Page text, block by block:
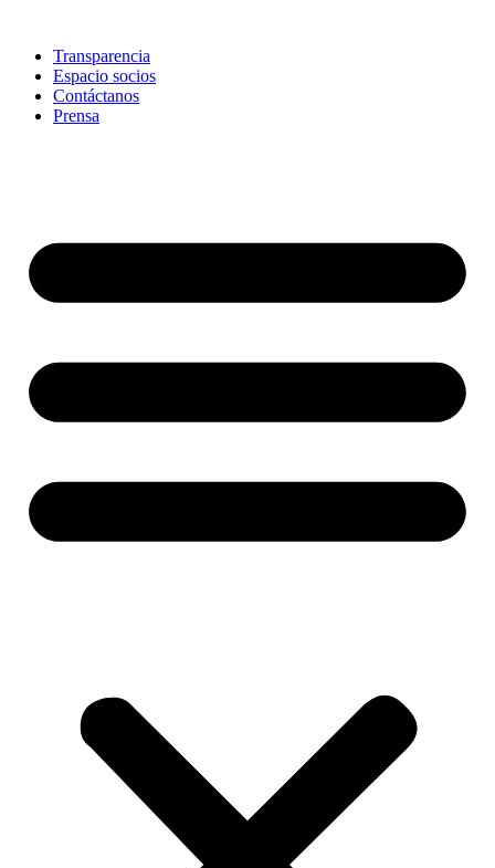
contentTransparencia
Espacio socios
Contáctanos
Prensa